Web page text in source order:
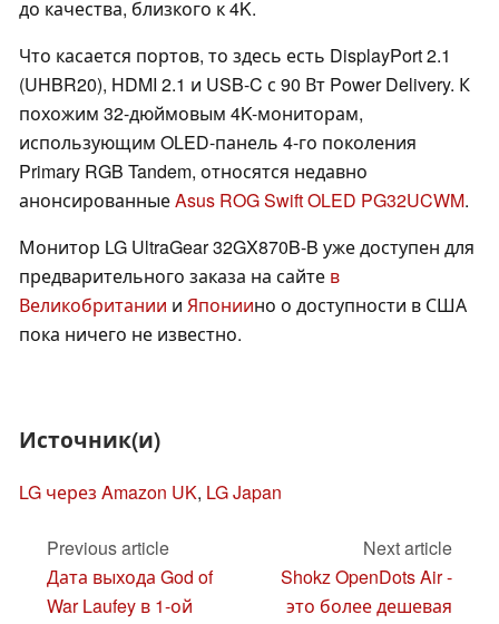
до качества, близкого к 4K.
Что касается портов, то здесь есть DisplayPort 2.1
(UHBR20), HDMI 2.1 и USB-C с 90 Вт Power Delivery. К
похожим 32-дюймовым 4K-мониторам,
использующим OLED-панель 4-го поколения
Primary RGB Tandem, относятся недавно
анонсированныеAsus ROG Swift OLED PG32UCWM.
Монитор LG UltraGear 32GX870B-B уже доступен для
предварительного заказа на сайте в
Великобритании и Япониино о доступности в США
пока ничего не известно.
Источник(и)
LG через Amazon UK, LG Japan
Previous article
Дата выхода God of
War Laufey в 1-ой
Next article
Shokz OpenDots Air -
это более дешевая